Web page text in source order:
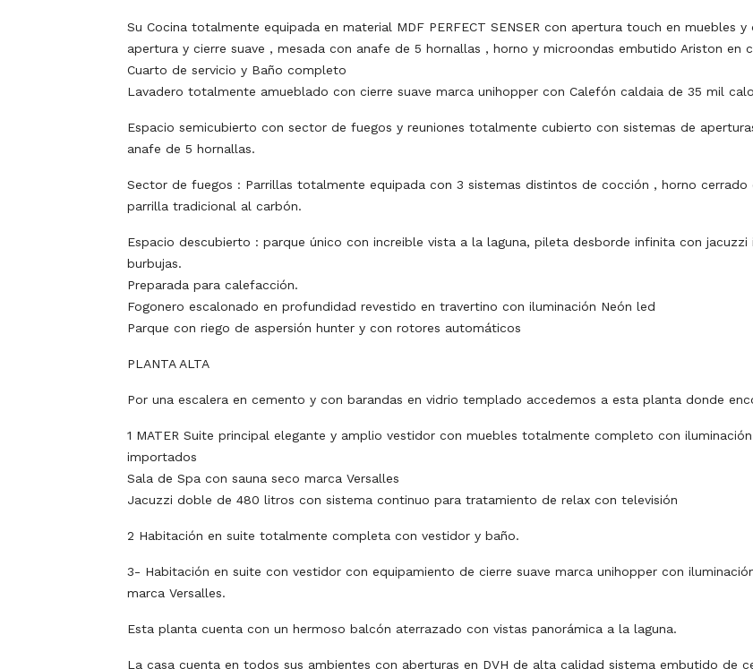
Su Cocina totalmente equipada en material MDF PERFECT SENSER con apertura touch en muebles
apertura y cierre suave , mesada con anafe de 5 hornallas , horno y microondas embutido Ariston en
Cuarto de servicio y Baño completo
Lavadero totalmente amueblado con cierre suave marca unihopper con Calefón caldaia de 35 mil
Espacio semicubierto con sector de fuegos y reuniones totalmente cubierto con sistemas de
anafe de 5 hornallas.
Sector de fuegos : Parrillas totalmente equipada con 3 sistemas distintos de cocción , horno
parrilla tradicional al carbón.
Espacio descubierto : parque único con increible vista a la laguna, pileta desborde infinita con
burbujas.
Preparada para calefacción.
Fogonero escalonado en profundidad revestido en travertino con iluminación Neón led
Parque con riego de aspersión hunter y con rotores automáticos
PLANTA ALTA
Por una escalera en cemento y con barandas en vidrio templado accedemos a esta planta donde
1 MATER Suite principal elegante y amplio vestidor con muebles totalmente completo con
importados
Sala de Spa con sauna seco marca Versalles
Jacuzzi doble de 480 litros con sistema continuo para tratamiento de relax con televisión
2 Habitación en suite totalmente completa con vestidor y baño.
3- Habitación en suite con vestidor con equipamiento de cierre suave marca unihopper con
marca Versalles.
Esta planta cuenta con un hermoso balcón aterrazado con vistas panorámica a la laguna.
La casa cuenta en todos sus ambientes con aberturas en DVH de alta calidad sistema embutido de